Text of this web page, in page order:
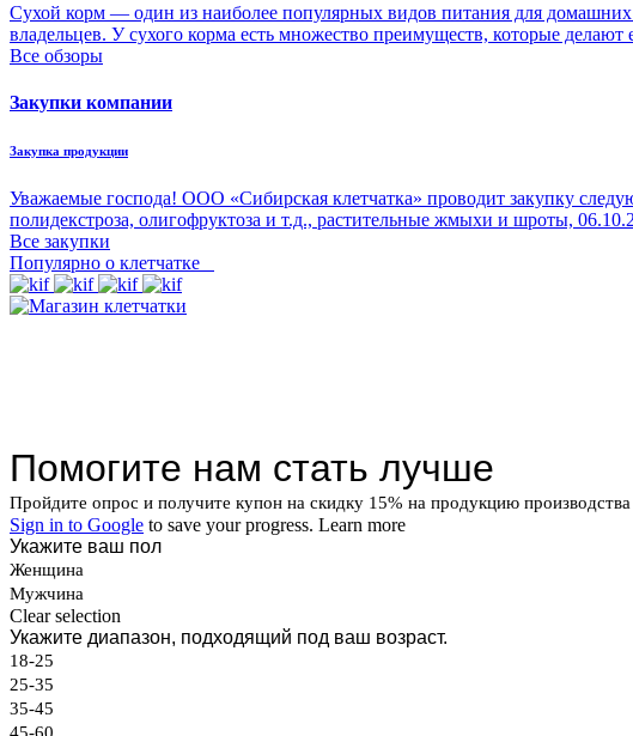
Сухой корм — один из наиболее популярных видов питания для
владельцев. У сухого корма есть множество преимуществ, которые
Все обзоры
Закупки компании
Закупка продукции
Уважаемые господа! ООО «Сибирская клетчатка» проводит закупку
полидекстроза, олигофруктоза и т.д., растительные жмыхи и шроты,
Все закупки
Популярно о клетчатке